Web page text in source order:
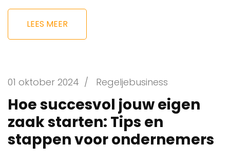
LEES MEER
01 oktober 2024 / Regeljebusiness
Hoe succesvol jouw eigen
zaak starten: Tips en
stappen voor ondernemers